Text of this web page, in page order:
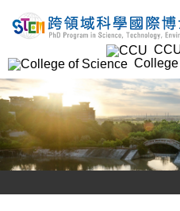
到
要
內
容
區